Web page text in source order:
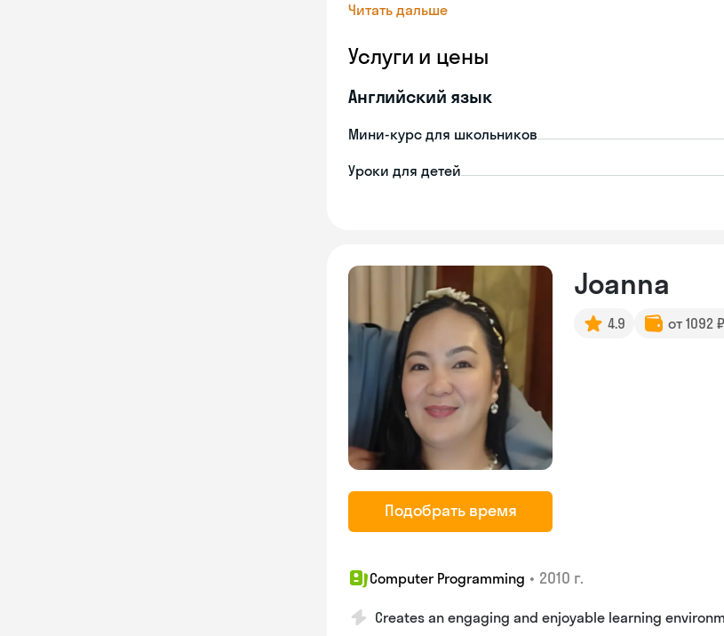
Читать дальше
Услуги и цены
Английский язык
Мини-курс для школьников
Уроки для детей
Подобрать время
Joanna
4.9 от 1092
Computer Programming • 2010 г.
Creates an engaging and enjoyable learning